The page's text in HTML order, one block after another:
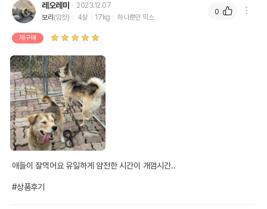
레오레미
2023.12.07
보리 (암컷) 4살 17kg 하나뿐인 믹스
재구매
애들이 잘먹어요 유일하게 얌전한 시간이 개껌시간..
#상품후기
0